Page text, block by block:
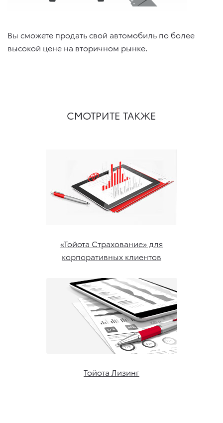
Вы сможете продать свой автомобиль по более
высокой цене на вторичном рынке.
СМОТРИТЕ ТАКЖЕ
«Тойота Страхование» для
корпоративных клиентов
Тойота Лизинг